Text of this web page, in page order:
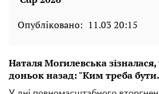
Опубліковано: 11.03 20:15
Наталя Могилевська зізналася,
доньок назад: "Ким треба